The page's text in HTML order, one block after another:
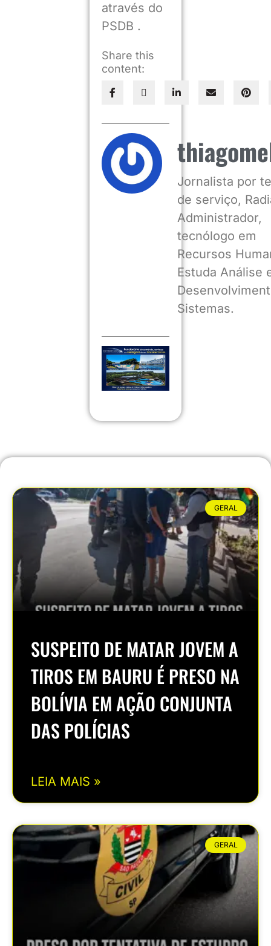
através do
PSDB .
Share this
content:
Jornalista por
de serviço,
Administrador,
tecnólogo em
Recursos
Estuda Análise
Sistemas.
GERAL
SUSPEITO DE MATAR JOVEM A
TIROS EM BAURU É PRESO NA
BOLÍVIA EM AÇÃO CONJUNTA
DAS POLÍCIAS
LEIA MAIS »
GERAL